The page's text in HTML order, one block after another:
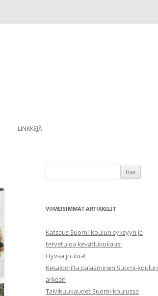
LINKKEJÄ
VIIMEISIMMÄT ARTIKKELIT
Katsaus Suomi-koulun syksyyn ja
tervetuloa kevätlukukausi
Hyvää joulua!
Kesälomilta palaaminen Suomi-koulun
arkeen
Talvikuukaudet Suomi-koulussa